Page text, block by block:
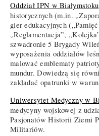
Oddział IPN w Białymstoku
historycznych (m.in.
gier edukacyjnych
„Reglamentacja”,
szwadronie 5 Brygady
wyposażenia oddziałów
malować emblematy
mundur. Dowiedzą się
zakładać opatrunki w
Uniwersytet Medyczny w
medycyny wojskowej z
Pasjonatów Historii Ziemi
Militariów.